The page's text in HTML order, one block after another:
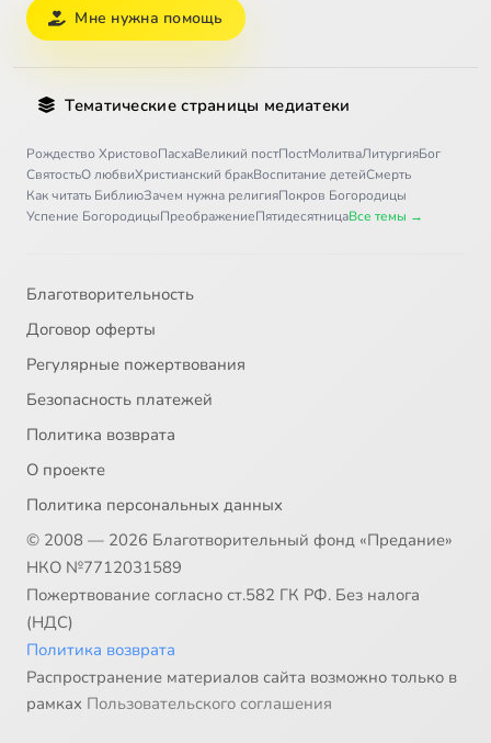
Мне нужна помощь
Тематические страницы медиатеки
Рождество ХристовоПасхаВеликий постПостМолитваЛитургияБог
СвятостьО любвиХристианский бракВоспитание детейСмерть
Как читать БиблиюЗачем нужна религияПокров Богородицы
Успение БогородицыПреображениеПятидесятницаВсе темы →
Благотворительность
Договор оферты
Регулярные пожертвования
Безопасность платежей
Политика возврата
О проекте
Политика персональных данных
© 2008 — 2026 Благотворительный фонд «Предание»
НКО №7712031589
Пожертвование согласно ст.582 ГК РФ. Без налога
(НДС)
Политика возврата
Распространение материалов сайта возможно только в
рамках Пользовательского соглашения